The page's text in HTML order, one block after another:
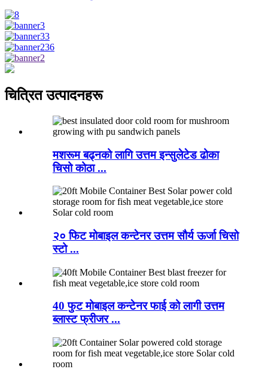
चित्रित उत्पादनहरू
मशरूम बढ्नको लागि उत्तम इन्सुलेटेड ढोका
चिसो कोठा ...
२० फिट मोबाइल कन्टेनर उत्तम सौर्य ऊर्जा चिसो
स्टो ...
40 फुट मोबाइल कन्टेनर फाई को लागी उत्तम
ब्लास्ट फ्रीजर ...